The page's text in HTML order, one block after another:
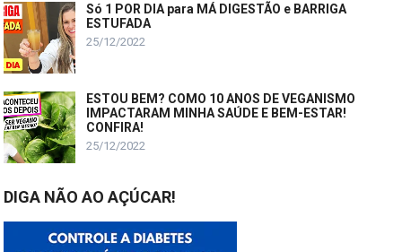
Só 1 POR DIA para MÁ DIGESTÃO e BARRIGA
ESTUFADA
25/12/2022
ESTOU BEM? COMO 10 ANOS DE VEGANISMO
IMPACTARAM MINHA SAÚDE E BEM-ESTAR!
CONFIRA!
25/12/2022
DIGA NÃO AO AÇÚCAR!